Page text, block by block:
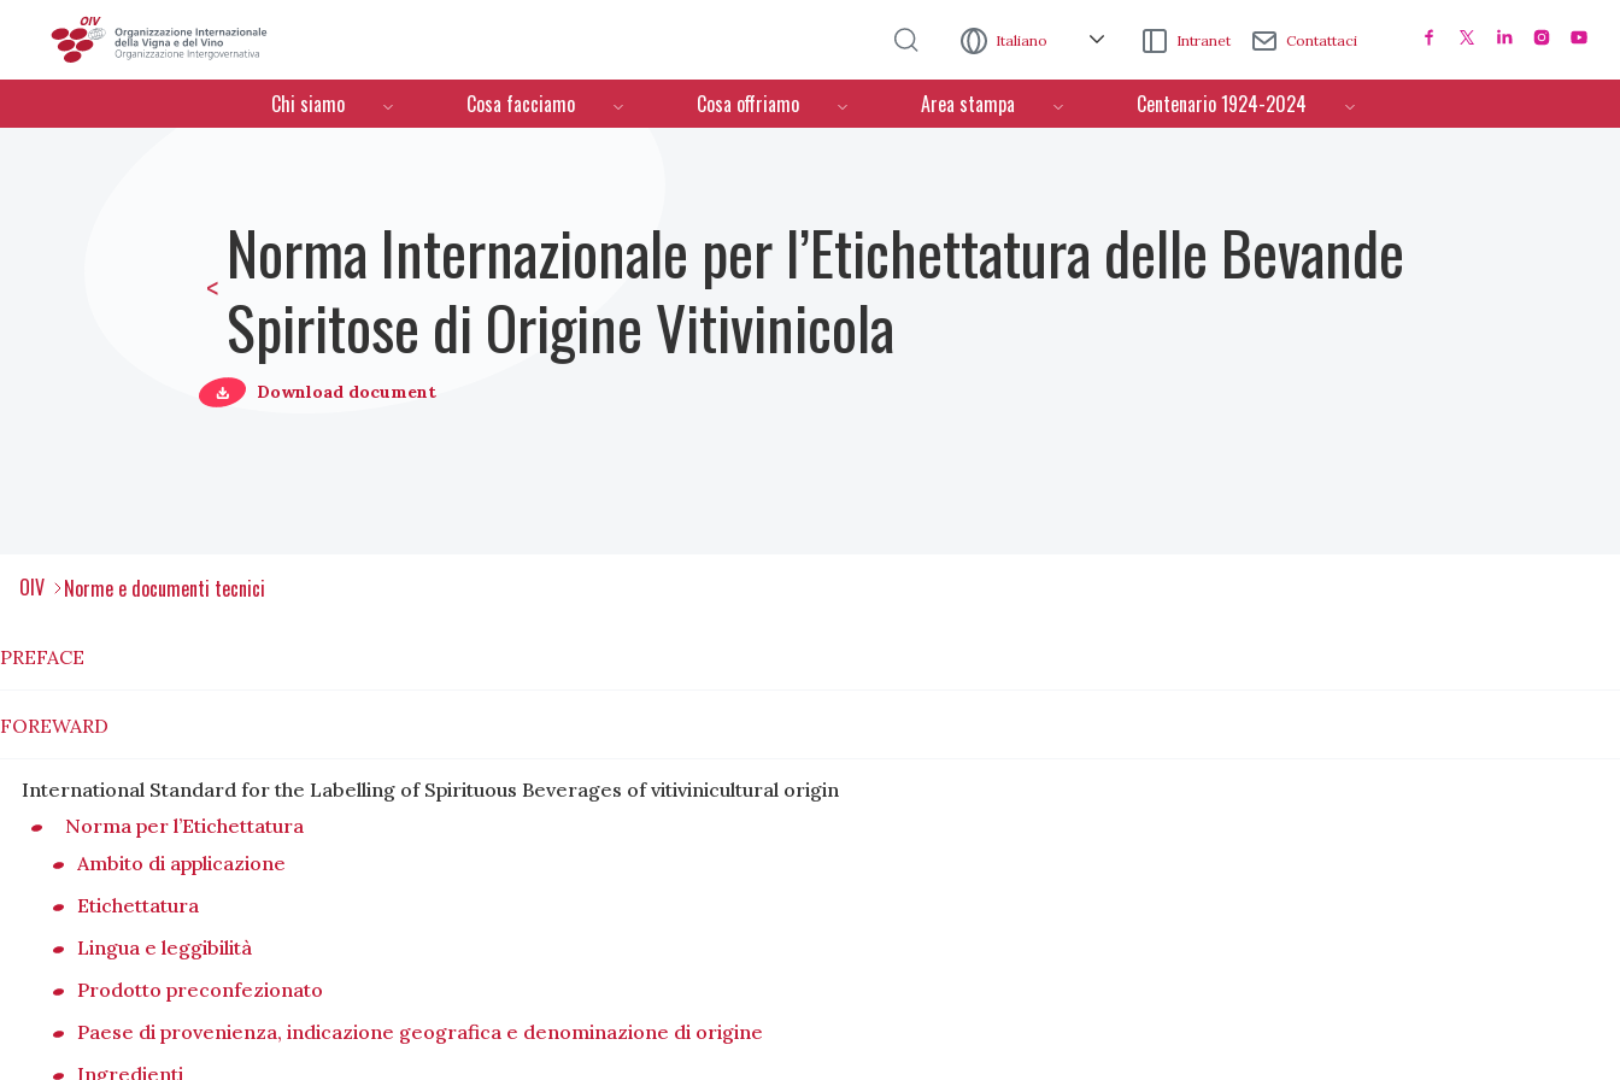
Italiano Intranet Contattaci
Menú de navegación
Chi siamo Cosa facciamo Cosa offriamo Area stampa Centenario 1924-2024
< Norma Internazionale per l’Etichettatura delle Bevande
Spiritose di Origine Vitivinicola
Download document
OIV Norme e documenti tecnici
PREFACE
FOREWARD
International Standard for the Labelling of Spirituous Beverages of vitivinicultural origin
Norma per l’Etichettatura
Ambito di applicazione
Etichettatura
Lingua e leggibilità
Prodotto preconfezionato
Paese di provenienza, indicazione geografica e denominazione di origine
Ingredienti